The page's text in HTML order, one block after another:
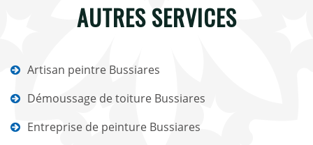
AUTRES SERVICES
Artisan peintre Bussiares
Démoussage de toiture Bussiares
Entreprise de peinture Bussiares